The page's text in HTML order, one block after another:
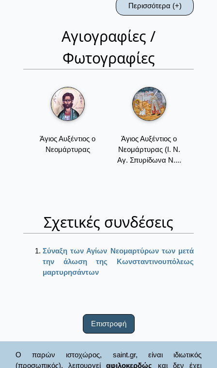
Περισσότερα (+)
Αγιογραφίες /
Φωτογραφίες
Άγιος Αυξέντιος ο
Νεομάρτυρας
Άγιος Αυξέντιος ο
Νεομάρτυρας (Ι. Ν.
Αγ. Σπυρίδωνα Ν....
Σχετικές συνδέσεις
Σύναξη των Αγίων Νεομαρτύρων των μετά
την άλωση της Κωνσταντινουπόλεως
μαρτυρησάντων
Επιστροφή
Ο παρών ιστοχώρος, saint.gr, είναι ιδιωτικός
(προσωπικός), λειτουργείαφιλοκερδώς και δεν έχει